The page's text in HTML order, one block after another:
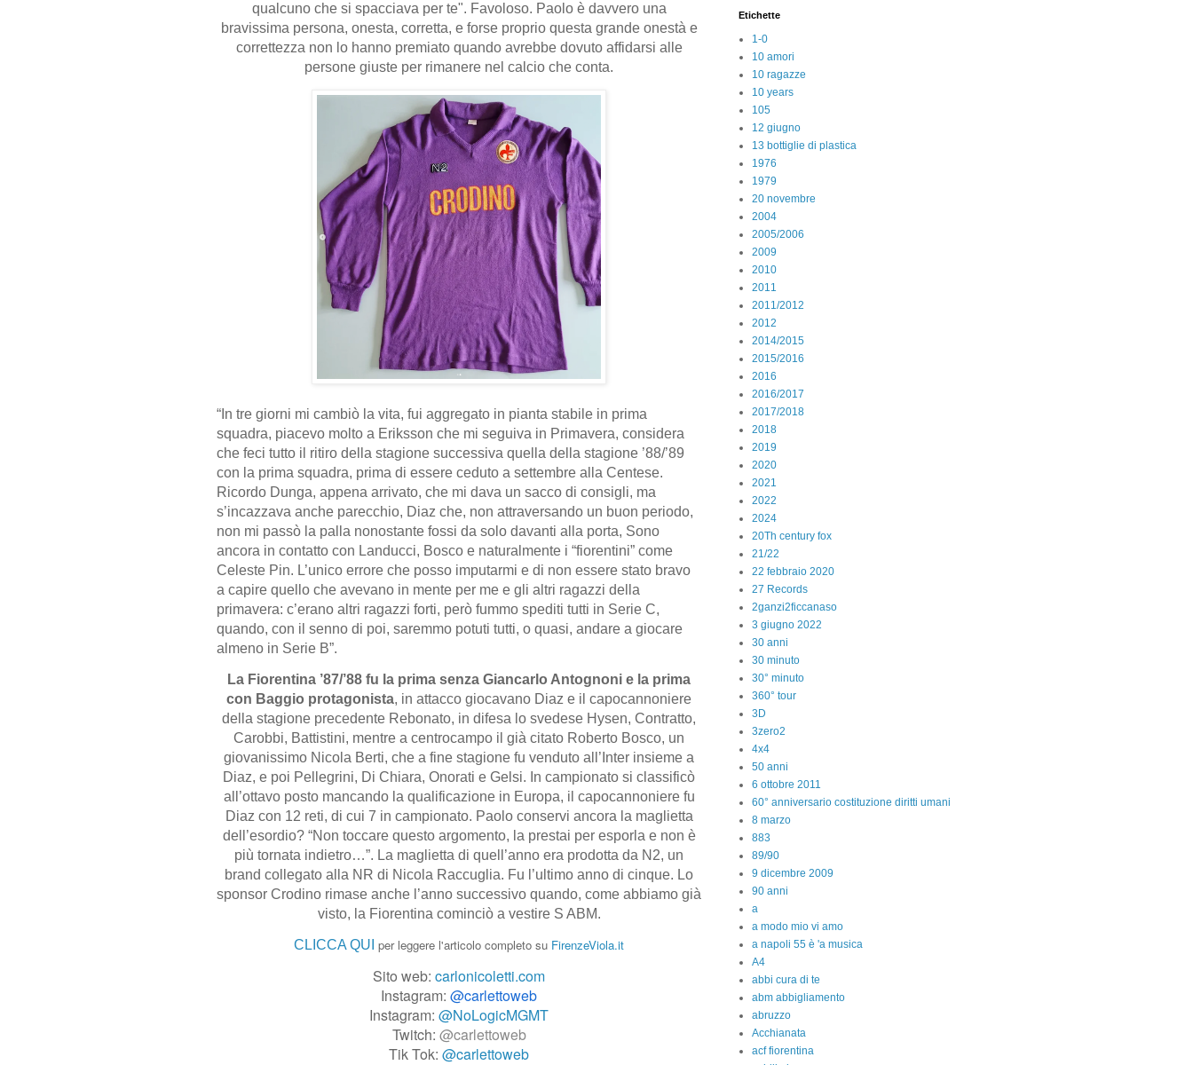
qualcuno che si spacciava per te". Favoloso. Paolo è davvero una
bravissima persona, onesta, corretta, e forse proprio questa grande onestà e
correttezza non lo hanno premiato quando avrebbe dovuto affidarsi alle
persone giuste per rimanere nel calcio che conta.
“In tre giorni mi cambiò la vita, fui aggregato in pianta stabile in prima
squadra, piacevo molto a Eriksson che mi seguiva in Primavera, considera
che feci tutto il ritiro della stagione successiva quella della stagione ’88/’89
con la prima squadra, prima di essere ceduto a settembre alla Centese.
Ricordo Dunga, appena arrivato, che mi dava un sacco di consigli, ma
s’incazzava anche parecchio, Diaz che, non attraversando un buon periodo,
non mi passò la palla nonostante fossi da solo davanti alla porta, Sono
ancora in contatto con Landucci, Bosco e naturalmente i “fiorentini” come
Celeste Pin. L’unico errore che posso imputarmi e di non essere stato bravo
a capire quello che avevano in mente per me e gli altri ragazzi della
primavera: c’erano altri ragazzi forti, però fummo spediti tutti in Serie C,
quando, con il senno di poi, saremmo potuti tutti, o quasi, andare a giocare
almeno in Serie B”.
La Fiorentina ’87/’88 fu la prima senza Giancarlo Antognoni e la prima
con Baggio protagonista, in attacco giocavano Diaz e il capocannoniere
della stagione precedente Rebonato, in difesa lo svedese Hysen, Contratto,
Carobbi, Battistini, mentre a centrocampo il già citato Roberto Bosco, un
giovanissimo Nicola Berti, che a fine stagione fu venduto all’Inter insieme a
Diaz, e poi Pellegrini, Di Chiara, Onorati e Gelsi. In campionato si classificò
all’ottavo posto mancando la qualificazione in Europa, il capocannoniere fu
Diaz con 12 reti, di cui 7 in campionato. Paolo conservi ancora la maglietta
dell’esordio? “Non toccare questo argomento, la prestai per esporla e non è
più tornata indietro…”. La maglietta di quell’anno era prodotta da N2, un
brand collegato alla NR di Nicola Raccuglia. Fu l’ultimo anno di cinque. Lo
sponsor Crodino rimase anche l’anno successivo quando, come abbiamo già
visto, la Fiorentina cominciò a vestire S ABM.
CLICCA QUI per leggere l'articolo completo su FirenzeViola.it
Sito web: carlonicoletti.com
Instagram: @carlettoweb
Instagram: @NoLogicMGMT
Twitch: @carlettoweb
Tik Tok: @carlettoweb
Etichette
1-0
10 amori
10 ragazze
10 years
105
12 giugno
13 bottiglie di plastica
1976
1979
20 novembre
2004
2005/2006
2009
2010
2011
2011/2012
2012
2014/2015
2015/2016
2016
2016/2017
2017/2018
2018
2019
2020
2021
2022
2024
20Th century fox
21/22
22 febbraio 2020
27 Records
2ganzi2ficcanaso
3 giugno 2022
30 anni
30 minuto
30° minuto
360° tour
3D
3zero2
4x4
50 anni
6 ottobre 2011
60° anniversario costituzione diritti umani
8 marzo
883
89/90
9 dicembre 2009
90 anni
a
a modo mio vi amo
a napoli 55 è 'a musica
A4
abbi cura di te
abm abbigliamento
abruzzo
Acchianata
acf fiorentina